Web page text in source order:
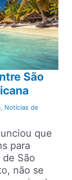
São
, Notícias de
que
para
São
não se